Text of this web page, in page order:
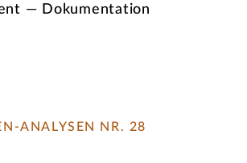
— Dokumentation
ANALYSEN NR. 28